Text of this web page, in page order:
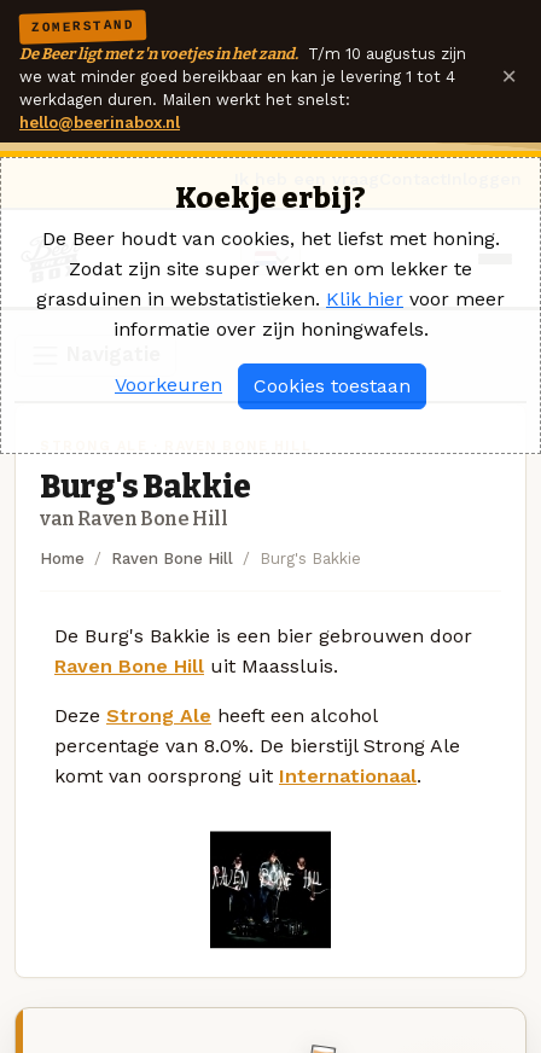
ZOMERSTAND
De Beer ligt met z'n voetjes in het zand. T/m 10 augustus zijn
we wat minder goed bereikbaar en kan je levering 1 tot 4
werkdagen duren. Mailen werkt het snelst:
hello@beerinabox.nl
×
Burg's Bakkie
van Raven Bone Hill
Home Raven Bone Hill Burg's Bakkie
De Burg's Bakkie is een bier gebrouwen door
Raven Bone Hill uit Maassluis.
Deze Strong Ale heeft een alcohol
percentage van 8.0%. De bierstijl Strong Ale
komt van oorsprong uit Internationaal.
Koekje erbij?
De Beer houdt van cookies, het liefst met honing.
Zodat zijn site super werkt en om lekker te
grasduinen in webstatistieken. Klik hier voor meer
informatie over zijn honingwafels.
Voorkeuren Cookies toestaan